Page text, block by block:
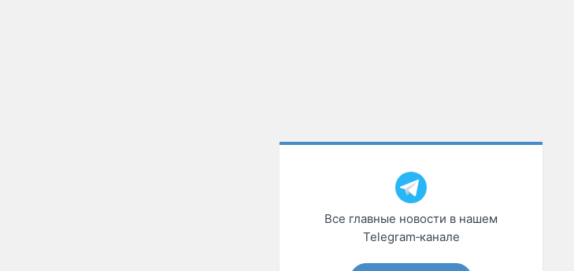
Все главные новости в нашем
Telegram‑канале